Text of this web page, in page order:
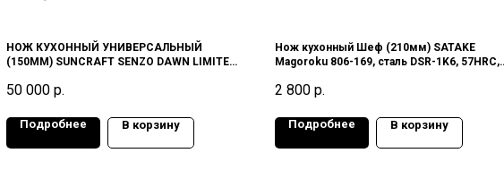
НОЖ КУХОННЫЙ УНИВЕРСАЛЬНЫЙ
(150ММ) SUNCRAFT SENZO DAWN LIMITED
50 000 р.
Подробнее В корзину
Нож кухонный Шеф (210мм) SATAKE
Magoroku 806-169, сталь DSR-1K6, 57HRC,
2 800 р.
Подробнее В корзину